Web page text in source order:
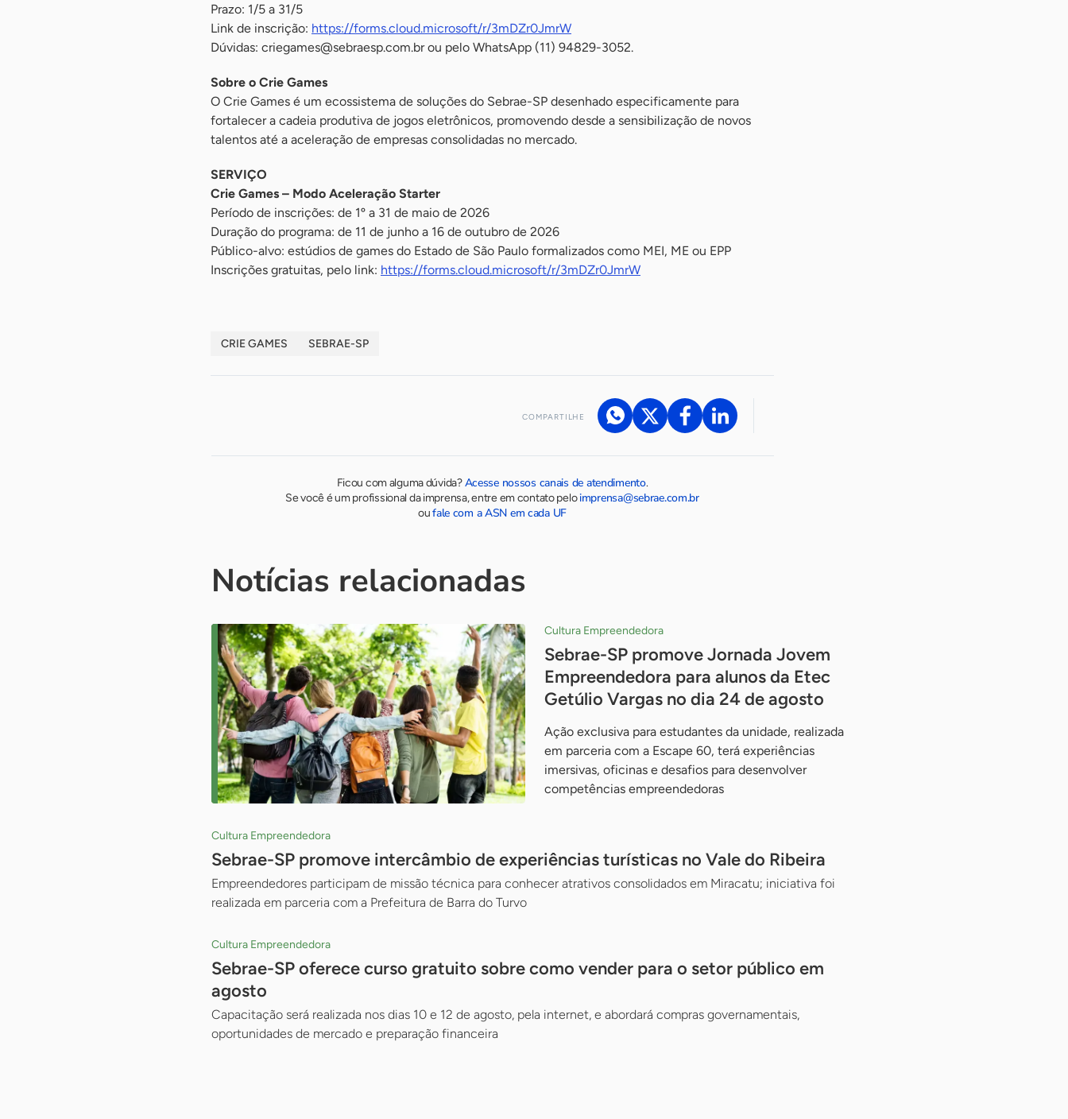
Prazo: 1/5 a 31/5
Link de inscrição: https://forms.cloud.microsoft/r/3mDZr0JmrW
Dúvidas: criegames@sebraesp.com.brou pelo WhatsApp (11) 94829-3052.
Sobre o Crie Games
O Crie Games é um ecossistema de soluções do Sebrae-SP desenhado especificamente para
fortalecer a cadeia produtiva de jogos eletrônicos, promovendo desde a sensibilização de novos
talentos até a aceleração de empresas consolidadas no mercado.
SERVIÇO
Crie Games – Modo Aceleração Starter
Período de inscrições: de 1º a 31 de maio de 2026
Duração do programa: de 11 de junho a 16 de outubro de 2026
Público-alvo: estúdios de games do Estado de São Paulo formalizados como MEI, ME ou EPP
Inscrições gratuitas, pelo link: https://forms.cloud.microsoft/r/3mDZr0JmrW
CRIE GAMES SEBRAE-SP
COMPARTILHE
Ficou com alguma dúvida?Acesse nossos canais de atendimento.
Se você é um profissional da imprensa, entre em contato peloimprensa@sebrae.com.br
oufale com a ASN em cada UF
Notícias relacionadas
Cultura Empreendedora
Sebrae-SP promove Jornada Jovem
Empreendedora para alunos da Etec
Getúlio Vargas no dia 24 de agosto
Ação exclusiva para estudantes da unidade, realizada
em parceria com a Escape 60, terá experiências
imersivas, oficinas e desafios para desenvolver
competências empreendedoras
Cultura Empreendedora
Sebrae-SP promove intercâmbio de experiências turísticas no Vale do Ribeira
Empreendedores participam de missão técnica para conhecer atrativos consolidados em Miracatu; iniciativa foi
realizada em parceria com a Prefeitura de Barra do Turvo
Cultura Empreendedora
Sebrae-SP oferece curso gratuito sobre como vender para o setor público em
agosto
Capacitação será realizada nos dias 10 e 12 de agosto, pela internet, e abordará compras governamentais,
oportunidades de mercado e preparação financeira